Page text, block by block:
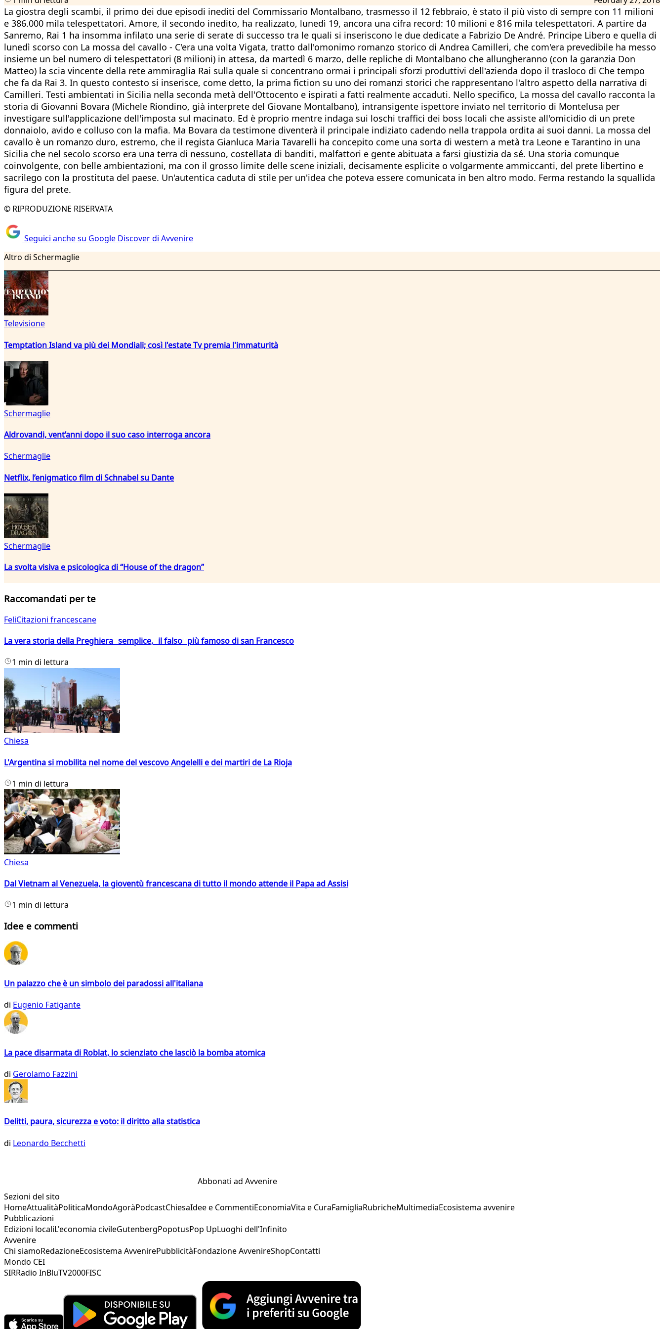
La giostra degli scambi, il primo dei due episodi inediti del Commissario Montalbano, trasmesso il 12 febbraio, è stato il più visto di sempre con 11 milioni
e 386.000 mila telespettatori. Amore, il secondo inedito, ha realizzato, lunedì 19, ancora una cifra record: 10 milioni e 816 mila telespettatori. A partire da
Sanremo, Rai 1 ha insomma infilato una serie di serate di successo tra le quali si inseriscono le due dedicate a Fabrizio De André. Principe Libero e quella di
lunedì scorso con La mossa del cavallo - C'era una volta Vigata, tratto dall'omonimo romanzo storico di Andrea Camilleri, che com'era prevedibile ha messo
insieme un bel numero di telespettatori (8 milioni) in attesa, da martedì 6 marzo, delle repliche di Montalbano che allungheranno (con la garanzia Don
Matteo) la scia vincente della rete ammiraglia Rai sulla quale si concentrano ormai i principali sforzi produttivi dell'azienda dopo il trasloco di Che tempo
che fa da Rai 3. In questo contesto si inserisce, come detto, la prima fiction su uno dei romanzi storici che rappresentano l'altro aspetto della narrativa di
Camilleri. Testi ambientati in Sicilia nella seconda metà dell'Ottocento e ispirati a fatti realmente accaduti. Nello specifico, La mossa del cavallo racconta la
storia di Giovanni Bovara (Michele Riondino, già interprete del Giovane Montalbano), intransigente ispettore inviato nel territorio di Montelusa per
investigare sull'applicazione dell'imposta sul macinato. Ed è proprio mentre indaga sui loschi traffici dei boss locali che assiste all'omicidio di un prete
donnaiolo, avido e colluso con la mafia. Ma Bovara da testimone diventerà il principale indiziato cadendo nella trappola ordita ai suoi danni. La mossa del
cavallo è un romanzo duro, estremo, che il regista Gianluca Maria Tavarelli ha concepito come una sorta di western a metà tra Leone e Tarantino in una
Sicilia che nel secolo scorso era una terra di nessuno, costellata di banditi, malfattori e gente abituata a farsi giustizia da sé. Una storia comunque
coinvolgente, con belle ambientazioni, ma con il grosso limite delle scene iniziali, decisamente esplicite o volgarmente ammiccanti, del prete libertino e
sacrilego con la prostituta del paese. Un'autentica caduta di stile per un'idea che poteva essere comunicata in ben altro modo. Ferma restando la squallida
figura del prete.
© RIPRODUZIONE RISERVATA
Seguici anche su Google Discover di Avvenire
Altro di Schermaglie
Televisione
Temptation Island va più dei Mondiali; così l'estate Tv premia l'immaturità
Schermaglie
Aldrovandi, vent’anni dopo il suo caso interroga ancora
Schermaglie
Netflix, l’enigmatico film di Schnabel su Dante
Schermaglie
La svolta visiva e psicologica di “House of the dragon”
Raccomandati per te
FeliCitazioni francescane
La vera storia della Preghiera semplice, il falso più famoso di san Francesco
1 min di lettura
Chiesa
L'Argentina si mobilita nel nome del vescovo Angelelli e dei martiri de La Rioja
1 min di lettura
Chiesa
Dal Vietnam al Venezuela, la gioventù francescana di tutto il mondo attende il Papa ad Assisi
1 min di lettura
Idee e commenti
Un palazzo che è un simbolo dei paradossi all'italiana
di Eugenio Fatigante
La pace disarmata di Roblat, lo scienziato che lasciò la bomba atomica
di Gerolamo Fazzini
Delitti, paura, sicurezza e voto: il diritto alla statistica
di Leonardo Becchetti
Abbonati ad Avvenire
Sezioni del sito
HomeAttualitàPoliticaMondoAgoràPodcastChiesaIdee e CommentiEconomiaVita e CuraFamigliaRubricheMultimediaEcosistema avvenire
Pubblicazioni
Edizioni localiL'economia civileGutenbergPopotusPop UpLuoghi dell'Infinito
Avvenire
Chi siamoRedazioneEcosistema AvvenirePubblicitàFondazione AvvenireShopContatti
Mondo CEI
SIRRadio InBluTV2000FISC